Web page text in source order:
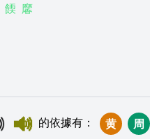
餪 黁
的依據有 ： 黄 周